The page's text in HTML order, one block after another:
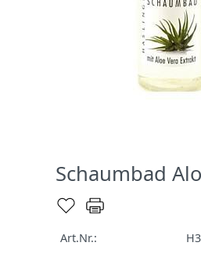
Schaumbad
Art.Nr.: